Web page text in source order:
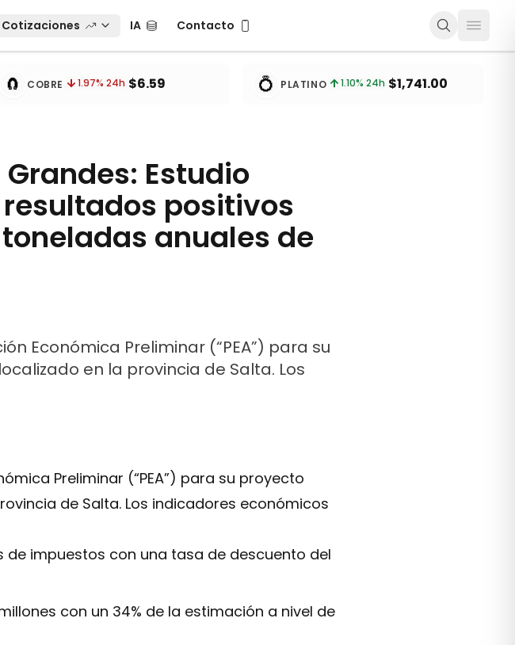
Cotizaciones
Cotizaciones IAIA Contacto
Contacto
🧲 COBRE 1.97% 24h $6.59 💍 PLATINO 1.10% 24h $1,741.00
Estudio
positivos
anuales de
Económica Preliminar (“PEA”) para su
en la provincia de Salta. Los
Preliminar (“PEA”) para su proyecto
de Salta. Los indicadores económicos
de impuestos con una tasa de descuento del
con un 34% de la estimación a nivel de